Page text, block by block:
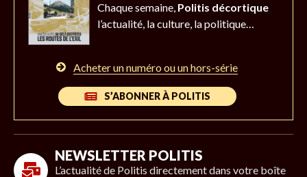
Chaque semaine, Politis décortique
l’actualité, la culture, la politique…
Acheter un numéro ou un hors-série
S’ABONNER À POLITIS
NEWSLETTER POLITIS
L’actualité de Politis directement dans votre boîte